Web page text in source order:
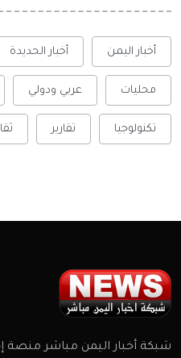
أخبار اليمن أخبار الحديدة
محليات عربي ودولي
تكنولوجيا تقارير
شبكة أخبار اليمن مباشر منصة